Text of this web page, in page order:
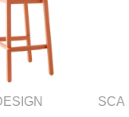
SCAB DESIGN